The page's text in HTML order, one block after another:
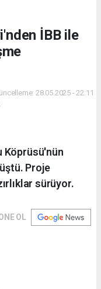
İBB ile
28.05.2025 - 22:11
Köprüsü'nün
Proje
sürüyor.
OL